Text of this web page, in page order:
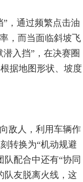
，通过频繁点击油
，而当面临斜坡飞
入挡”，在决赛圈
据地图形状、坡度
敌人，利用车辆作
转换为“机动规避
配合中还有“协同
队友脱离火线，这